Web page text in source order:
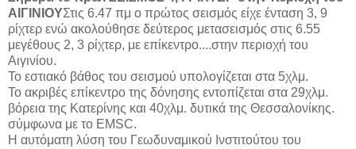
ΑΙΓΙΝΙΟΥΣτις 6.47 πμ ο πρώτος σεισμός είχε ένταση 3, 9
ρίχτερ ενώ ακολούθησε δεύτερος μετασεισμός στις 6.55
μεγέθους 2, 3 ρίχτερ, με επίκεντρο....στην περιοχή του
Αιγινίου.
Το εστιακό βάθος του σεισμού υπολογίζεται στα 5χλμ.
Το ακριβές επίκεντρο της δόνησης εντοπίζεται στα 29χλμ.
βόρεια της Κατερίνης και 40χλμ. δυτικά της Θεσσαλονίκης.
σύμφωνα με το EMSC.
Η αυτόματη λύση του Γεωδυναμικού Ινστιτούτου του